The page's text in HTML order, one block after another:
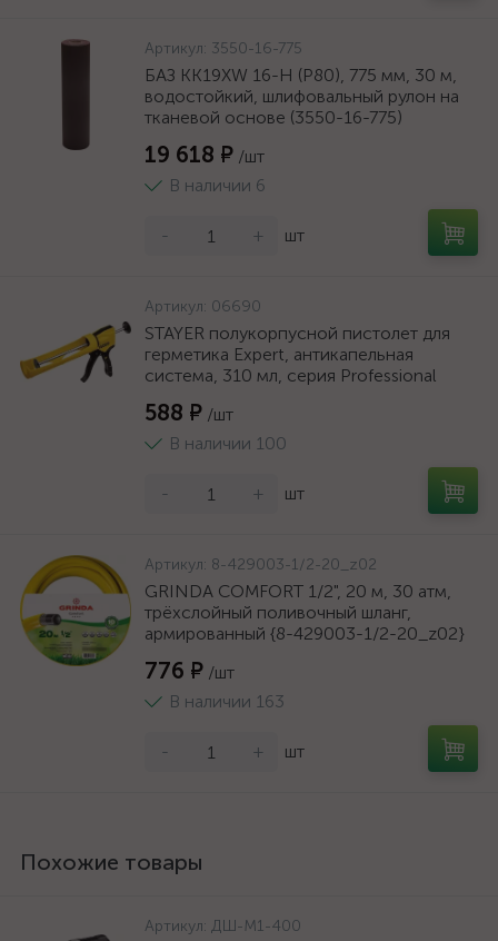
Артикул: 3550-16-775
БАЗ KK19XW 16-H (Р80), 775 мм, 30 м,
водостойкий, шлифовальный рулон на
тканевой основе (3550-16-775)
19 618 ₽ /шт
В наличии 6
- + шт
Артикул: 06690
STAYER полукорпусной пистолет для
герметика Expert, антикапельная
система, 310 мл, серия Professional
588 ₽ /шт
В наличии 100
- + шт
Артикул: 8-429003-1/2-20_z02
GRINDA COMFORT 1/2", 20 м, 30 атм,
трёхслойный поливочный шланг,
армированный {8-429003-1/2-20_z02}
776 ₽ /шт
В наличии 163
- + шт
Похожие товары
Артикул: ДШ-М1-400